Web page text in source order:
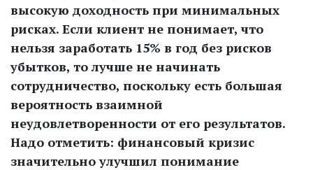
высокую доходность при минимальных
рисках. Если клиент не понимает, что
нельзя заработать 15% в год без рисков
убытков, то лучше не начинать
сотрудничество, поскольку есть большая
вероятность взаимной
неудовлетворенности от его результатов.
Надо отметить: финансовый кризис
значительно улучшил понимание